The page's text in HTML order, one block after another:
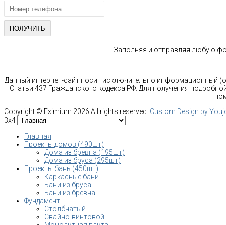
Заполняя и отправляя любую
Данный интернет-сайт носит исключительно информационный
Статьи 437 Гражданского кодекса РФ. Для получения
Copyright © Eximium 2026 All rights reserved. Custom Design by
3x4
Главная
Проекты домов (490шт)
Дома из бревна (195шт)
Дома из бруса (295шт)
Проекты бань (450шт)
Каркасные бани
Бани из бруса
Бани из бревна
Фундамент
Столбчатый
Свайно-винтовой